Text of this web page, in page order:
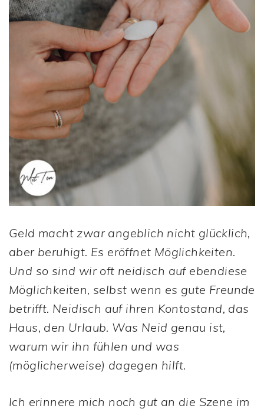
Geld macht zwar angeblich nicht glücklich,
aber beruhigt. Es eröffnet Möglichkeiten.
Und so sind wir oft neidisch auf ebendiese
Möglichkeiten, selbst wenn es gute Freunde
betrifft. Neidisch auf ihren Kontostand, das
Haus, den Urlaub. Was Neid genau ist,
warum wir ihn fühlen und was
(möglicherweise) dagegen hilft.
Ich erinnere mich noch gut an die Szene im